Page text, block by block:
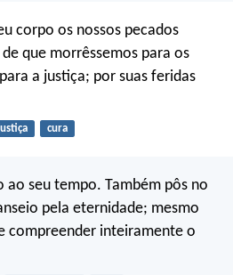
corpo os nossos pecados
que morrêssemos para os
a justiça; por suas feridas
cura
ao seu tempo. Também pôs no
pela eternidade; mesmo
compreender inteiramente o